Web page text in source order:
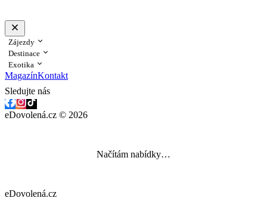
Zájezdy
Destinace
Exotika
MagazínKontakt
Sledujte nás
eDovolená.cz © 2026
Načítám nabídky…
eDovolená.cz